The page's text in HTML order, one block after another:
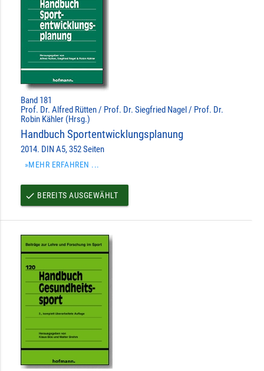
Band 181
Prof. Dr. Alfred Rütten / Prof. Dr. Siegfried Nagel / Prof. Dr.
Robin Kähler (Hrsg.)
Handbuch Sportentwicklungsplanung
2014. DIN A5, 352 Seiten
»MEHR ERFAHREN ...
done BEREITS AUSGEWÄHLT